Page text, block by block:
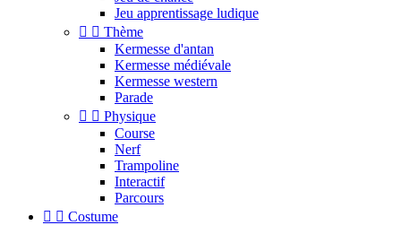
Jeu apprentissage ludique
  Thème
Kermesse d'antan
Kermesse médiévale
Kermesse western
Parade
  Physique
Course
Nerf
Trampoline
Interactif
Parcours
  Costume